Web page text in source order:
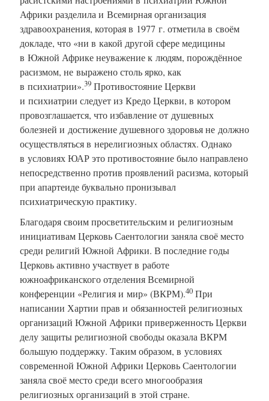
Африки разделила и Всемирная организация
здравоохранения, которая в 1977 г. отметила в своём
докладе, что «ни в какой другой сфере медицины
в Южной Африке неуважение к людям, порождённое
расизмом, не выражено столь ярко, как
в психиатрии».39 Противостояние Церкви
и психиатрии следует из Кредо Церкви, в котором
провозглашается, что избавление от душевных
болезней и достижение душевного здоровья не должно
осуществляться в нерелигиозных областях. Однако
в условиях ЮАР это противостояние было направлено
непосредственно против проявлений расизма, который
при апартеиде буквально пронизывал
психиатрическую практику.
Благодаря своим просветительским и религиозным
инициативам Церковь Саентологии заняла своё место
среди религий Южной Африки. В последние годы
Церковь активно участвует в работе
южноафриканского отделения Всемирной
конференции «Религия и мир» (ВКРМ).40 При
написании Хартии прав и обязанностей религиозных
организаций Южной Африки приверженность Церкви
делу защиты религиозной свободы оказала ВКРМ
большую поддержку. Таким образом, в условиях
современной Южной Африки Церковь Саентологии
заняла своё место среди всего многообразия
религиозных организаций в этой стране.